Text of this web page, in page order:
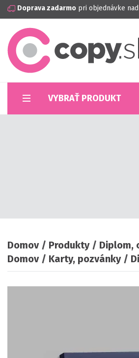
Doprava zadarmo pri objednávke
VYBRAŤ PRODUKT
Domov Produkty
Diplom,
Domov
Karty, pozvánky